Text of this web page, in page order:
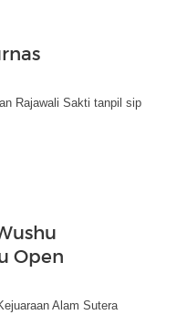
Rajawali Sakti tanpil sip
Open
Alam Sutera